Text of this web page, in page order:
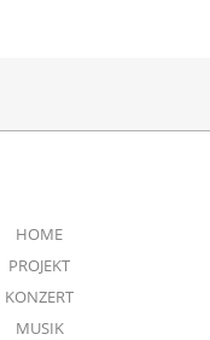
HOME
PROJEKT
KONZERT
MUSIK